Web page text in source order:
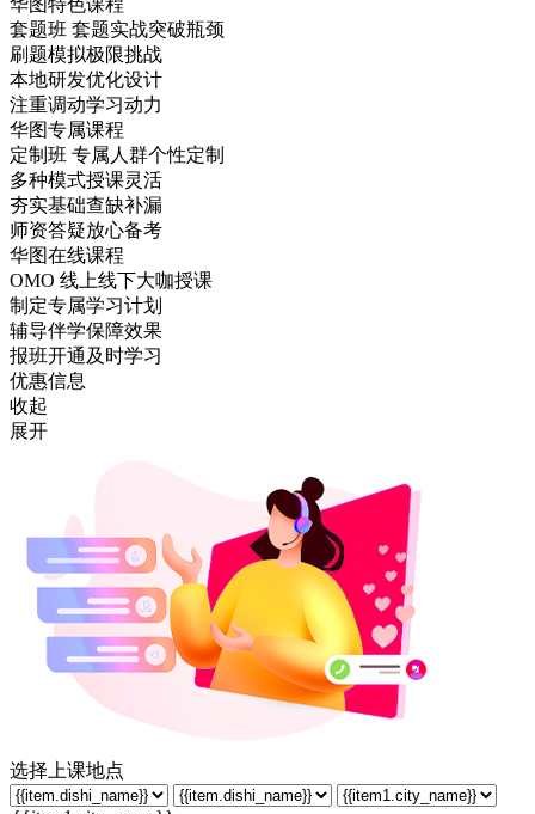
华图特色课程
套题班 套题实战突破瓶颈
刷题模拟极限挑战
本地研发优化设计
注重调动学习动力
华图专属课程
定制班 专属人群个性定制
多种模式授课灵活
夯实基础查缺补漏
师资答疑放心备考
华图在线课程
OMO 线上线下大咖授课
制定专属学习计划
辅导伴学保障效果
报班开通及时学习
优惠信息
收起
展开
选择上课地点